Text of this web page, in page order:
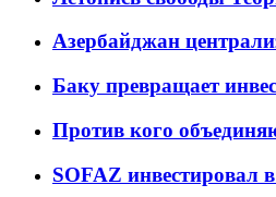
Азербайджан
Баку превращает
Против кого
SOFAZ инвестировал